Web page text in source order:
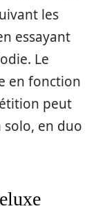
les
essayant
Le
en fonction
peut
solo, en duo